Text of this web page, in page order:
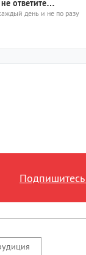
ответите
wp-
img/
день и не по разу